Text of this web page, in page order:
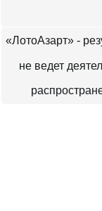
«ЛотоАзарт» -
не ведет